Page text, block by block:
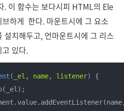
. 이 함수는 보다시피 HTML의 Ele
하게 한다. 마운트시에 그 요소
설치해두고, 언마운트시에 그 리스
있다.
( _el, name, listener) {